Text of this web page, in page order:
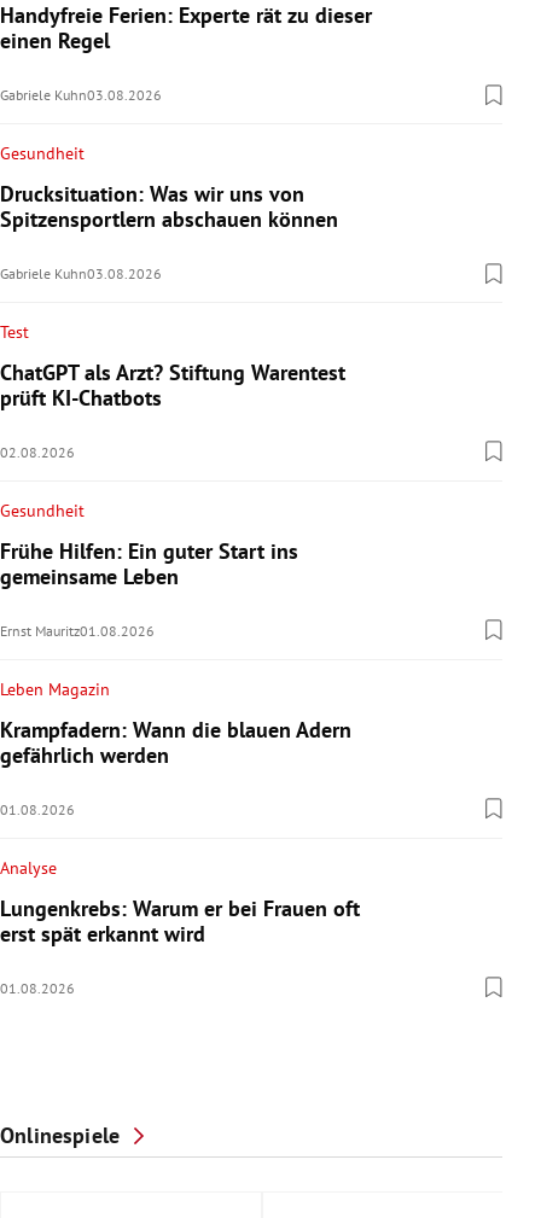
Handyfreie Ferien: Experte rät zu dieser
einen Regel
Gabriele Kuhn03.08.2026
Gesundheit
Drucksituation: Was wir uns von
Spitzensportlern abschauen können
Gabriele Kuhn03.08.2026
Test
ChatGPT als Arzt? Stiftung Warentest
prüft KI-Chatbots
02.08.2026
Gesundheit
Frühe Hilfen: Ein guter Start ins
gemeinsame Leben
Ernst Mauritz01.08.2026
Leben Magazin
Krampfadern: Wann die blauen Adern
gefährlich werden
01.08.2026
Analyse
Lungenkrebs: Warum er bei Frauen oft
erst spät erkannt wird
01.08.2026
Onlinespiele